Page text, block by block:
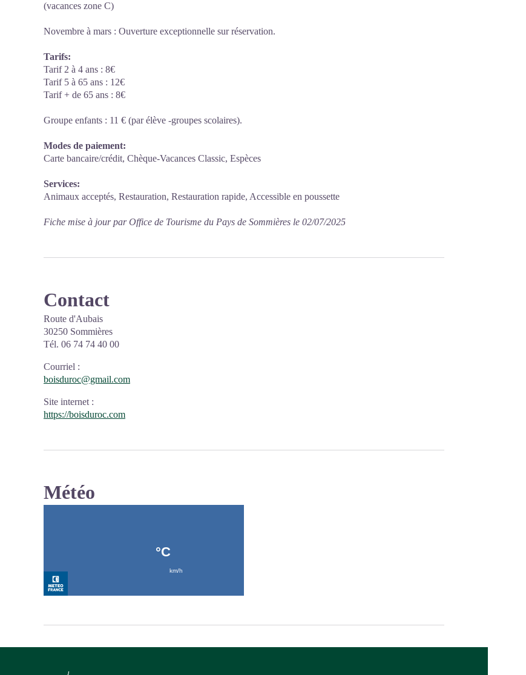
(vacances zone C)
Novembre à mars : Ouverture exceptionnelle sur réservation.
Tarifs:
Tarif 2 à 4 ans : 8€
Tarif 5 à 65 ans : 12€
Tarif + de 65 ans : 8€
Groupe enfants : 11 € (par élève -groupes scolaires).
Modes de paiement:
Carte bancaire/crédit, Chèque-Vacances Classic, Espèces
Services:
Animaux acceptés, Restauration, Restauration rapide, Accessible en poussette
Fiche mise à jour par Office de Tourisme du Pays de Sommières le 02/07/2025
Contact
Route d'Aubais
30250 Sommières
Tél. 06 74 74 40 00
Courriel :
boisduroc@gmail.com
Site internet :
https://boisduroc.com
Météo